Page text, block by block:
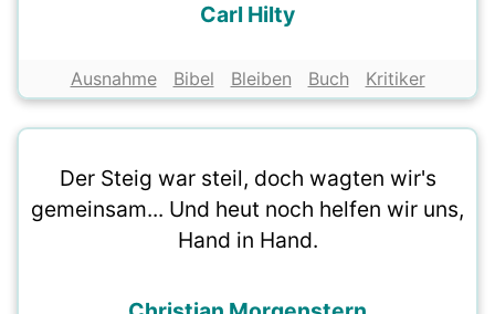
Carl Hilty
Ausnahme Bibel Bleiben Buch Kritiker
Der Steig war steil, doch wagten wir's
gemeinsam... Und heut noch helfen wir uns,
Hand in Hand.